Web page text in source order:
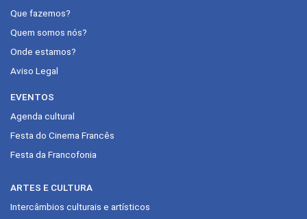
Que fazemos?
Quem somos nós?
Onde estamos?
Aviso Legal
EVENTOS
Agenda cultural
Festa do Cinema Francês
Festa da Francofonia
ARTES E CULTURA
Intercâmbios culturais e artísticos